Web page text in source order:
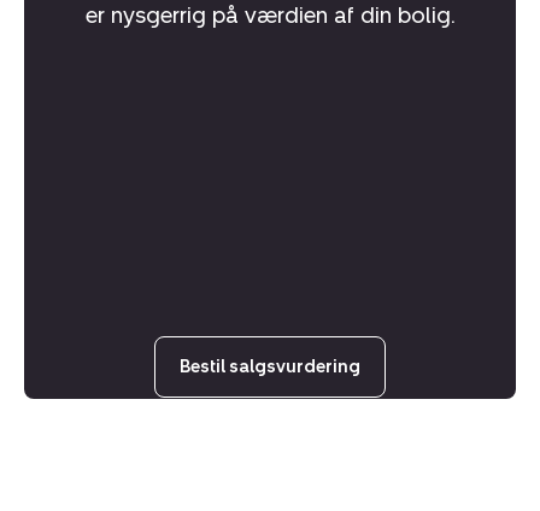
er nysgerrig på værdien af din bolig.
Bestil salgsvurdering